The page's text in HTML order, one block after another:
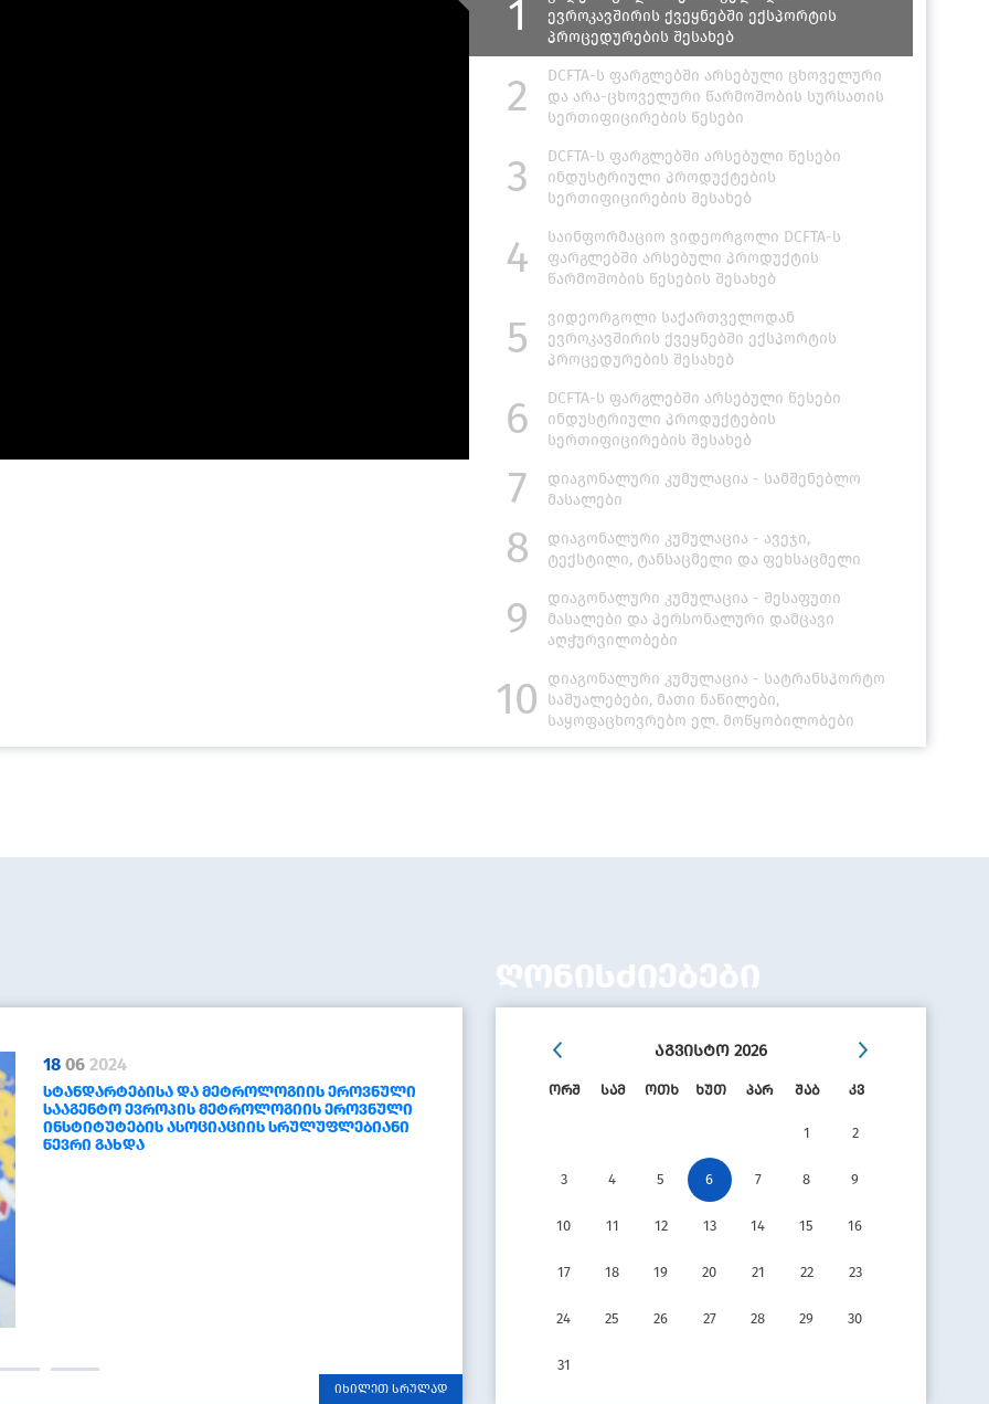
1
ევროკავშირის ქვეყნებში ექსპორტის
პროცედურების შესახებ
2
DCFTA-ს ფარგლებში არსებული ცხოველური
და არა-ცხოველური წარმოშობის სურსათის
სერთიფიცირების წესები
3
DCFTA-ს ფარგლებში არსებული წესები
ინდუსტრიული პროდუქტების
სერთიფიცირების შესახებ
4
საინფორმაციო ვიდეორგოლი DCFTA-ს
ფარგლებში არსებული პროდუქტის
წარმოშობის წესების შესახებ
5
ვიდეორგოლი საქართველოდან
ევროკავშირის ქვეყნებში ექსპორტის
პროცედურების შესახებ
6
DCFTA-ს ფარგლებში არსებული წესები
ინდუსტრიული პროდუქტების
სერთიფიცირების შესახებ
7
დიაგონალური კუმულაცია - სამშენებლო
მასალები
8
დიაგონალური კუმულაცია - ავეჯი,
ტექსტილი, ტანსაცმელი და ფეხსაცმელი
9
დიაგონალური კუმულაცია - შესაფუთი
მასალები და პერსონალური დამცავი
აღჭურვილობები
10
დიაგონალური კუმულაცია - სატრანსპორტო
საშუალებები, მათი ნაწილები,
საყოფაცხოვრებო ელ. მოწყობილობები
18 06 2024
ᲡᲢᲐᲜᲓᲐᲠᲢᲔᲑᲘᲡᲐ ᲓᲐ ᲛᲔᲢᲠᲝᲚᲝᲒᲘᲘᲡ ᲔᲠᲝᲕᲜᲣᲚᲘ
ᲡᲐᲐᲒᲔᲜᲢᲝ ᲔᲕᲠᲝᲞᲘᲡ ᲛᲔᲢᲠᲝᲚᲝᲒᲘᲘᲡ ᲔᲠᲝᲕᲜᲣᲚᲘ
ᲘᲜᲡᲢᲘᲢᲣᲢᲔᲑᲘᲡ ᲐᲡᲝᲪᲘᲐᲪᲘᲘᲡ ᲡᲠᲣᲚᲣᲤᲚᲔᲑᲘᲐᲜᲘ
ᲬᲔᲕᲠᲘ ᲒᲐᲮᲓᲐ
იხილეთ სრულად
ღონისძიებები
აგვისტო 2026
ორშ სამ ოთხ ხუთ პარ შაბ კვ
1 2
3 4 5 6 7 8 9
10 11 12 13 14 15 16
17 18 19 20 21 22 23
24 25 26 27 28 29 30
31